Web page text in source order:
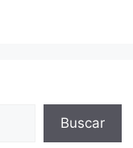
Buscar